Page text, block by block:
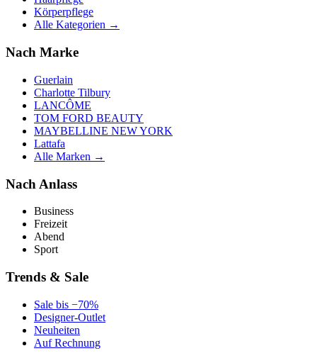
Körperpflege
Alle Kategorien →
Nach Marke
Guerlain
Charlotte Tilbury
LANCÔME
TOM FORD BEAUTY
MAYBELLINE NEW YORK
Lattafa
Alle Marken →
Nach Anlass
Business
Freizeit
Abend
Sport
Trends & Sale
Sale bis −70%
Designer-Outlet
Neuheiten
Auf Rechnung